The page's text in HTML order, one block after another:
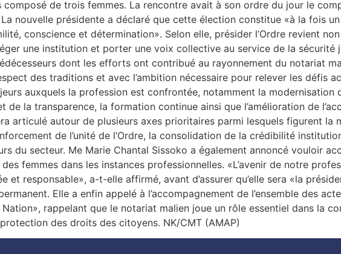
composé de trois femmes. La rencontre avait à son ordre du jour le
La nouvelle présidente a déclaré que cette élection constitue «à la fois
conscience et détermination». Selon elle, présider l’Ordre revient
une institution et porter une voix collective au service de la sécurité
dont les efforts ont contribué au rayonnement du notariat
des traditions et avec l’ambition nécessaire pour relever les défis
auxquels la profession est confrontée, notamment la
de la transparence, la formation continue ainsi que l’amélioration de
articulé autour de plusieurs axes prioritaires parmi lesquels figurent la
de l’unité de l’Ordre, la consolidation de la crédibilité
du secteur. Me Marie Chantal Sissoko a également annoncé vouloir
femmes dans les instances professionnelles. «L’avenir de notre
et responsable», a-t-elle affirmé, avant d’assurer qu’elle sera «la
Elle a enfin appelé à l’accompagnement de l’ensemble des
rappelant que le notariat malien joue un rôle essentiel dans la
des droits des citoyens. NK/CMT (AMAP)